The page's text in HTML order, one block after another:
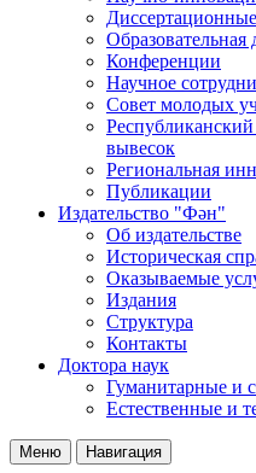
Образовательная
Конференции
Научное
Совет молодых
вывесок
Региональная
Публикации
Издательство "Фән"
Об издательстве
Историческая
Оказываемые
Издания
Структура
Контакты
Доктора наук
Гуманитарные и
Естественные и
Меню Навигация